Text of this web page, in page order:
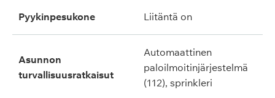
pyykinpesukone liitäntä on
asunnon
turvallisuusratkaisut
automaattinen
paloilmoitinjärjestelmä
(112), sprinkleri